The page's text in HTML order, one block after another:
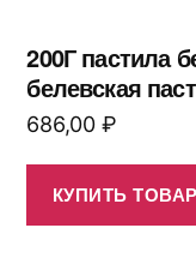
200Г пастила
белевская
686,00 ₽
КУПИТЬ ТОВАР